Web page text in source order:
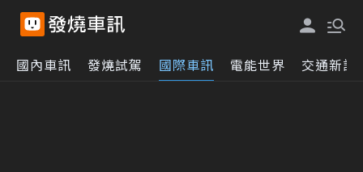
國內車訊 發燒試駕 國際車訊 電能世界 交通新訊